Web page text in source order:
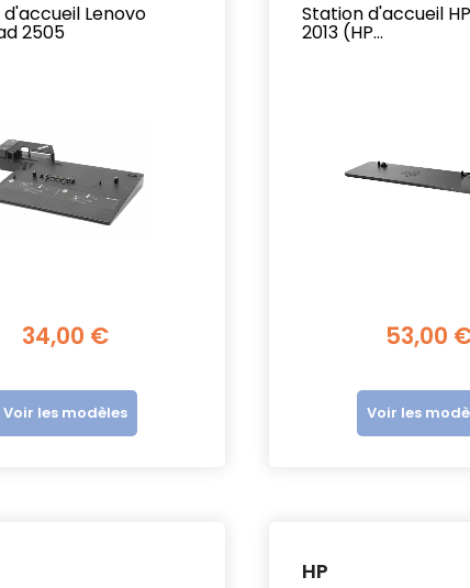
Lenovo
2505
34,00 €
Voir les modèles
Station d'accueil
2013 (HP...
53,00
Voir les
HP